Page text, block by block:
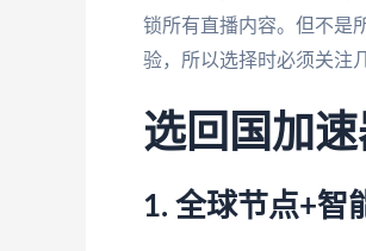
锁所有直播内容。但不是
验，所以选择时必须关注
选回国加
1. 全球节点+智